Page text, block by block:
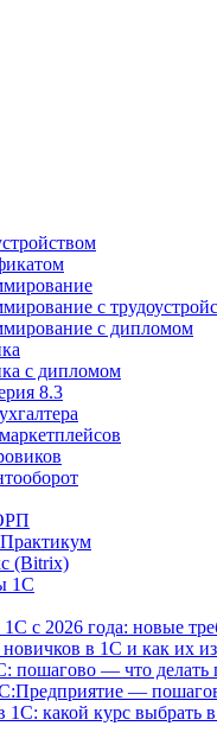
с
с дипломом
с дипломом
8.3
(Bitrix)
1С
с 2026 года: новые
в 1С и как их
пошагово — что делать
—
1С: какой курс выбрать